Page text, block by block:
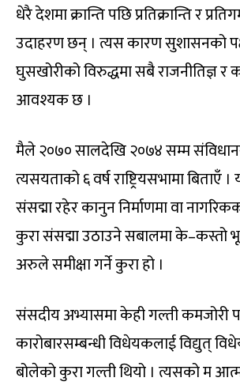
धेरै देशमा क्रान्ति पछि प्रतिक्रान्ति र
उदाहरण छन् । त्यस कारण सुशासनको
घुसखोरीको विरुद्धमा सबै राजनीतिज्ञ र
आवश्यक छ ।
मैले २०७० सालदेखि २०७४ सम्म
त्यसयताको ६ वर्ष राष्ट्रियसभामा बिताएँ
संसद्मा रहेर कानुन निर्माणमा वा
कुरा संसद्मा उठाउने सबालमा के–कस्तो
अरुले समीक्षा गर्ने कुरा हो ।
संसदीय अभ्यासमा केही गल्ती कमजोरी
कारोबारसम्बन्धी विधेयकलाई विद्युत्
बोलेको कुरा गल्ती थियो । त्यसको म